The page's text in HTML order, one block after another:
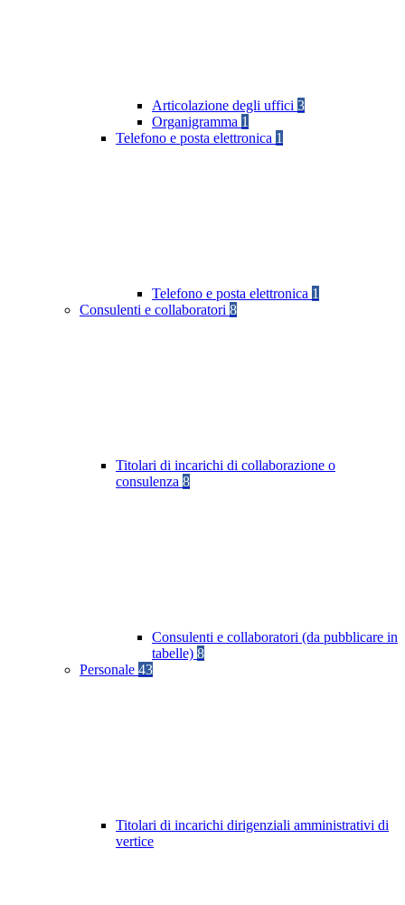
Articolazione degli uffici 3
Organigramma 1
Telefono e posta elettronica 1
Telefono e posta elettronica 1
Consulenti e collaboratori 8
Titolari di incarichi di collaborazione o
consulenza 8
Consulenti e collaboratori (da pubblicare in
tabelle) 8
Personale 43
Titolari di incarichi dirigenziali amministrativi di
vertice